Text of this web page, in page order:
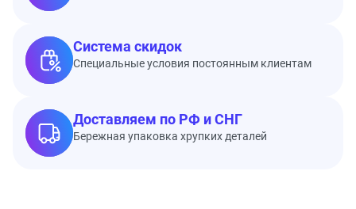
Система скидок
Специальные условия постоянным клиентам
Доставляем по РФ и СНГ
Бережная упаковка хрупких деталей